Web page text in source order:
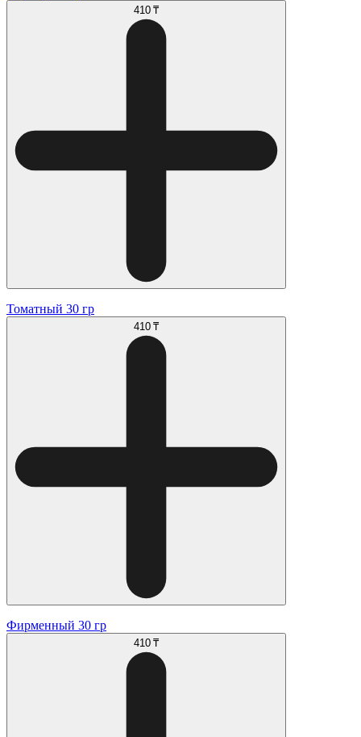
410 ₸
Томатный 30 гр
410 ₸
Фирменный 30 гр
410 ₸